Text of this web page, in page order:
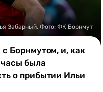
Забарный. Фото: ФК Борнмут
Борнмутом, и, как
была
о прибытии Ильи